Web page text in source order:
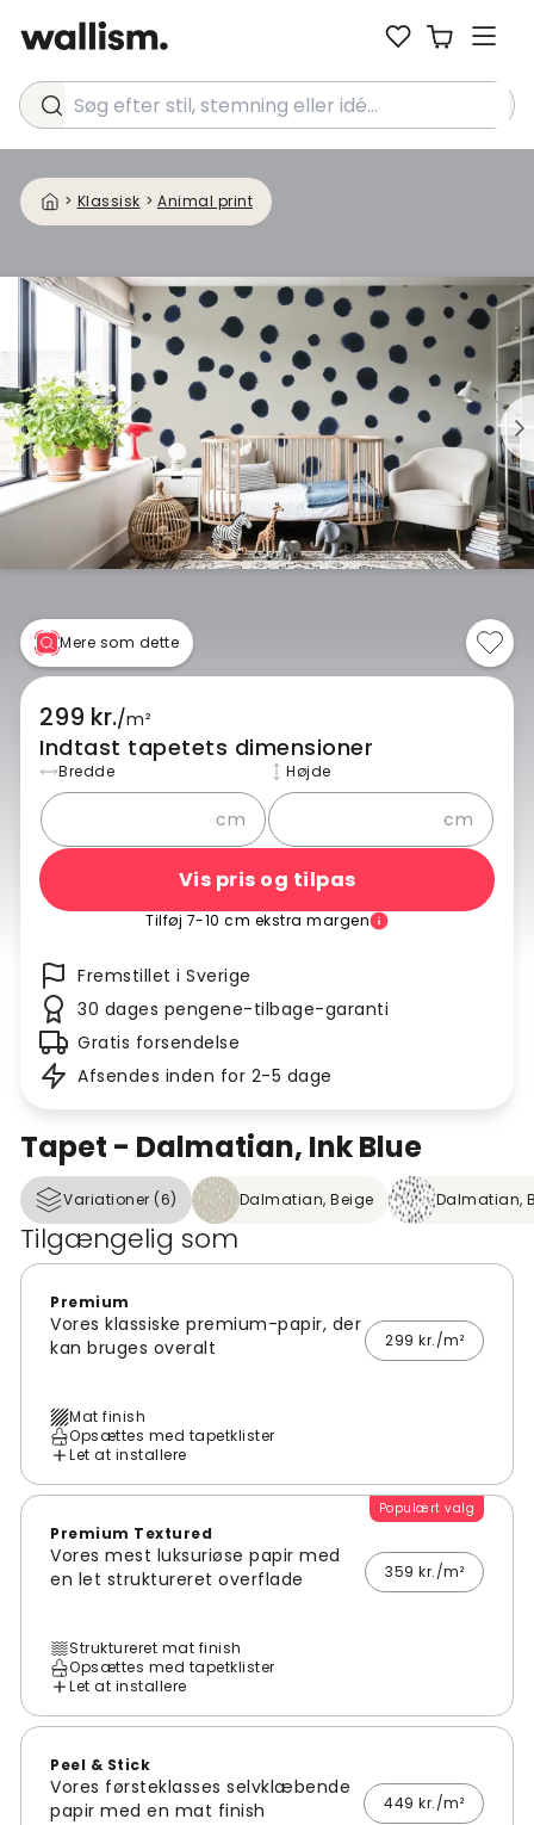
Søg efter stil, stemning eller idé...
> Klassisk > Animal print
Tapet - Dalmatian, Ink Blue
Variationer (6) Dalmatian, Beige Dalmatian,
Tilgængelig som
Premium
Vores klassiske premium-papir, der
kan bruges overalt
299 kr./m²
Mat finish
Opsættes med tapetklister
Let at installere
Populært valg
Premium Textured
Vores mest luksuriøse papir med
en let struktureret overflade
359 kr./m²
Struktureret mat finish
Opsættes med tapetklister
Let at installere
Peel & Stick
Vores førsteklasses selvklæbende
papir med en mat finish
449 kr./m²
Mere som dette
299 kr./m²
Indtast tapetets dimensioner
Bredde
cm
Højde
cm
Vis pris og tilpas
Tilføj 7-10 cm ekstra margen
Fremstillet i Sverige
30 dages pengene-tilbage-garanti
Gratis forsendelse
Afsendes inden for 2-5 dage